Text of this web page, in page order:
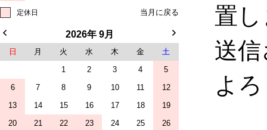
置
送
よ
定休日
2026年 9月
日 月 火 水 木 金
土
1
2 3 4
5
6
7 8 9 10 11
12
13
14 15 16 17 18
19
20
21 22 23 24 25 26